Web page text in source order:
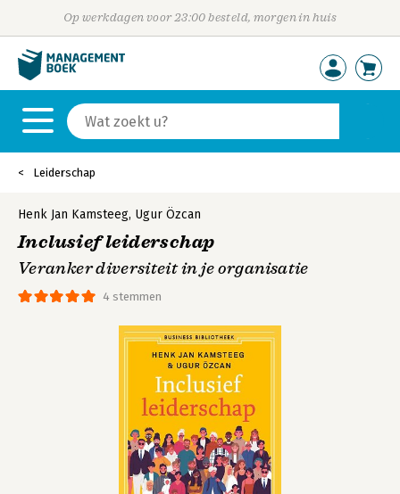
Op werkdagen voor 23:00 besteld, morgen in huis
Leiderschap
4 stemmen
Henk Jan Kamsteeg, Ugur Özcan
Inclusief leiderschap
Veranker diversiteit in je organisatie